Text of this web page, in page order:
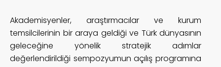
Akademisyenler, araştırmacılar ve kurum
temsilcilerinin bir araya geldiği ve Türk dünyasının
geleceğine yönelik stratejik adımlar
değerlendirildiği sempozyumun açılış programına